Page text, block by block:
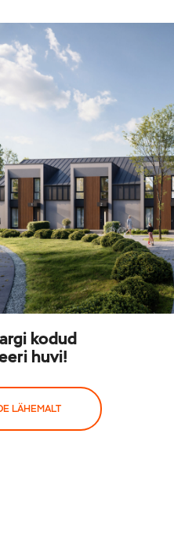
kodud
huvi!
LÄHEMALT